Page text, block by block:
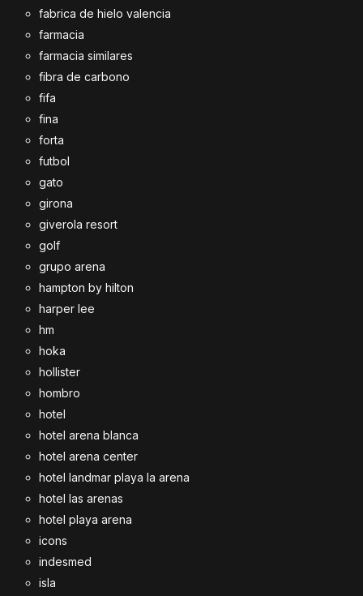
fabrica de hielo valencia
farmacia
farmacia similares
fibra de carbono
fifa
fina
forta
futbol
gato
girona
giverola resort
golf
grupo arena
hampton by hilton
harper lee
hm
hoka
hollister
hombro
hotel
hotel arena blanca
hotel arena center
hotel landmar playa la arena
hotel las arenas
hotel playa arena
icons
indesmed
isla